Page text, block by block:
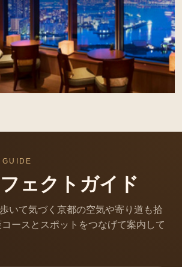
GUIDE
ェクトガイド
いて気づく京都の空気や寄り道も拾
ースとスポットをつなげて案内して